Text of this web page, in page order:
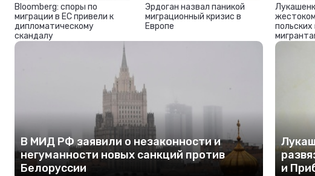
Bloomberg: споры по
миграции в ЕС привели к
дипломатическому
скандалу
Эрдоган назвал паникой
миграционный кризис в
Европе
В МИД РФ заявили о незаконности и
негуманности новых санкций против
Белоруссии
и